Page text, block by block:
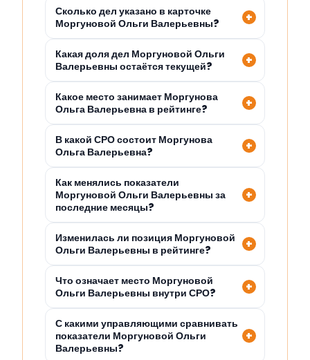
Сколько дел указано в карточке
Моргуновой Ольги Валерьевны?
Какая доля дел Моргуновой Ольги
Валерьевны остаётся текущей?
Какое место занимает Моргунова
Ольга Валерьевна в рейтинге?
В какой СРО состоит Моргунова
Ольга Валерьевна?
Как менялись показатели
Моргуновой Ольги Валерьевны за
последние месяцы?
Изменилась ли позиция Моргуновой
Ольги Валерьевны в рейтинге?
Что означает место Моргуновой
Ольги Валерьевны внутри СРО?
С какими управляющими сравнивать
показатели Моргуновой Ольги
Валерьевны?